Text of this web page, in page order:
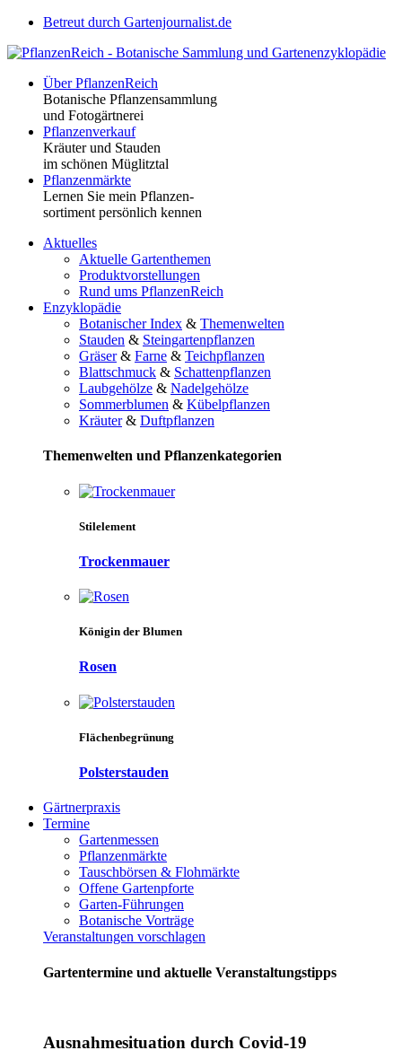
Betreut durch Gartenjournalist.de
Über PflanzenReich
Botanische Pflanzensammlung
und Fotogärtnerei
Pflanzenverkauf
Kräuter und Stauden
im schönen Müglitztal
Pflanzenmärkte
Lernen Sie mein Pflanzen-
sortiment persönlich kennen
Aktuelles
Aktuelle Gartenthemen
Produktvorstellungen
Rund ums PflanzenReich
Enzyklopädie
Botanischer Index & Themenwelten
Stauden & Steingartenpflanzen
Gräser& Farne & Teichpflanzen
Blattschmuck & Schattenpflanzen
Laubgehölze & Nadelgehölze
Sommerblumen & Kübelpflanzen
Kräuter& Duftpflanzen
Themenwelten und Pflanzenkategorien
Stilelement
Trockenmauer
Königin der Blumen
Rosen
Flächenbegrünung
Polsterstauden
Gärtnerpraxis
Termine
Gartenmessen
Pflanzenmärkte
Tauschbörsen & Flohmärkte
Offene Gartenpforte
Garten-Führungen
Botanische Vorträge
Veranstaltungen vorschlagen
Gartentermine und aktuelle Veranstaltungstipps
Ausnahmesituation durch Covid-19